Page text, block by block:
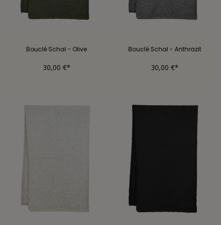
Bouclé Schal - Olive
30,00 €*
Bouclé Schal - Anthrazit
30,00 €*